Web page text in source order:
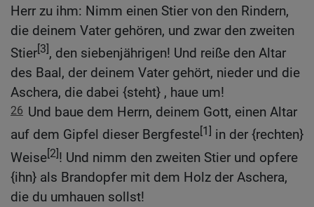
Herr zu ihm: Nimm einen Stier von den Rindern,
die deinem Vater gehören, und zwar den zweiten
Stier[3], den siebenjährigen! Und reiße den Altar
des Baal, der deinem Vater gehört, nieder und die
Aschera, die dabei {steht} , haue um!
26 Und baue dem Herrn, deinem Gott, einen Altar
auf dem Gipfel dieser Bergfeste[1] in der {rechten}
Weise[2]! Und nimm den zweiten Stier und opfere
{ihn} als Brandopfer mit dem Holz der Aschera,
die du umhauen sollst!